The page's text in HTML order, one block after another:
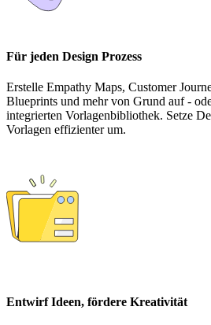
Für jeden Design Prozess
Erstelle Empathy Maps, Customer
Blueprints und mehr von Grund auf -
integrierten Vorlagenbibliothek. Setze
Vorlagen effizienter um.
Entwirf Ideen, fördere Kreativität